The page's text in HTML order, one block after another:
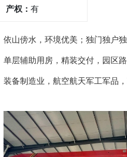
产权： 有
依山傍水，环境优美；独门独户
单层辅助用房，精装交付，园区
装备制造业，航空航天军工军品